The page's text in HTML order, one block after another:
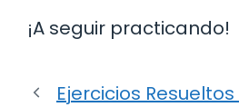
¡A seguir practicando!
Ejercicios